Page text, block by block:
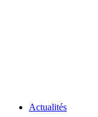
Actualités